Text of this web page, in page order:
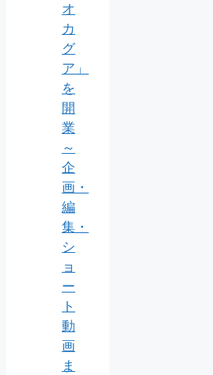
オ
カ
グ
ア」
を
開
業
～
企
画・
編
集・
シ
ョ
ー
ト
動
画
ま